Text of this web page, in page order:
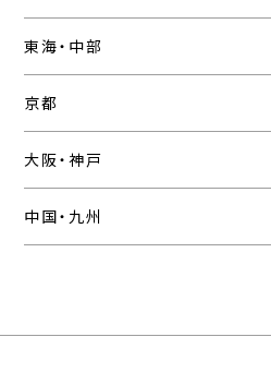
東海・中部
京都
大阪・神戸
中国・九州